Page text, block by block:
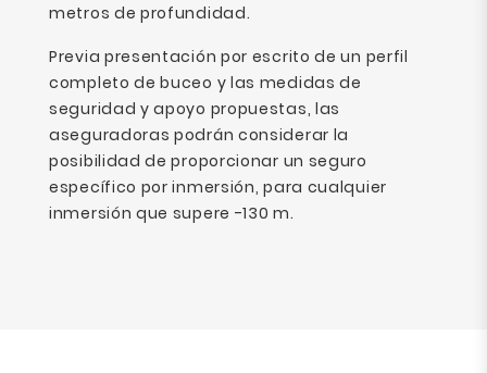
metros de profundidad.
Previa presentación por escrito de un perfil
completo de buceo y las medidas de
seguridad y apoyo propuestas, las
aseguradoras podrán considerar la
posibilidad de proporcionar un seguro
específico por inmersión, para cualquier
inmersión que supere -130 m.